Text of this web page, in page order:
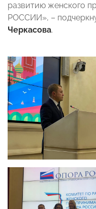
развитию женского
РОССИИ», –
Черкасова.